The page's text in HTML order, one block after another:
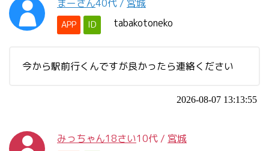
まーさん40代 / 宮城
APP ID tabakotoneko
今から駅前行くんですが良かったら連絡ください
2026-08-07 13:13:55
みっちゃん18さい10代 / 宮城